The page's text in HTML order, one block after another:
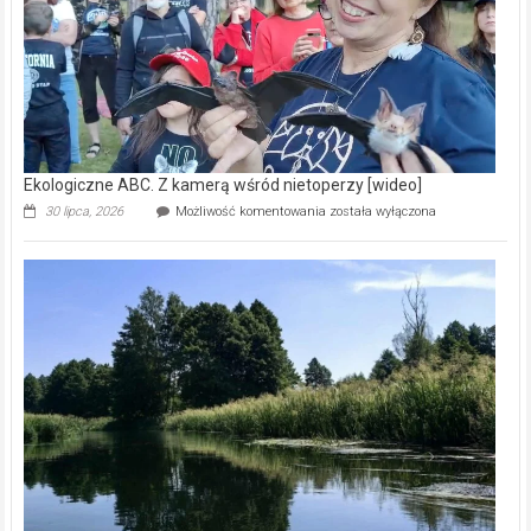
Ekologiczne ABC. Z kamerą wśród nietoperzy [wideo]
30 lipca, 2026 Możliwość komentowania Ekologiczne
kamerą
wśród
została wyłączona